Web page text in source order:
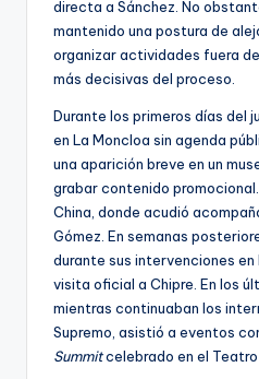
directa a Sánchez. No
mantenido una postura de
organizar actividades fuera
más decisivas del proceso.
Durante los primeros días del
en La Moncloa sin agenda
una aparición breve en un
grabar contenido
China, donde acudió
Gómez. En semanas
durante sus intervenciones en
visita oficial a Chipre. En los
mientras continuaban los
Supremo, asistió a eventos
Summitcelebrado en el Teatro